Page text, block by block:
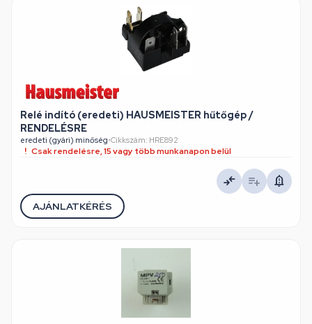
Relé indító (eredeti) HAUSMEISTER hűtőgép /
RENDELÉSRE
eredeti (gyári) minőség•Cikkszám: HRE892
Csak rendelésre, 15 vagy több munkanapon belül
AJÁNLATKÉRÉS